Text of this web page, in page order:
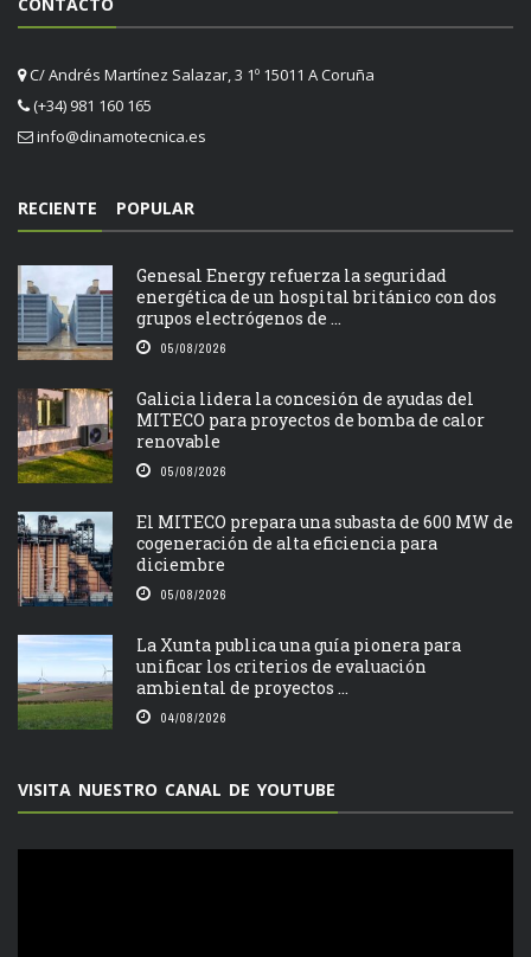
CONTACTO
C/ Andrés Martínez Salazar, 3 1º 15011 A Coruña
(+34) 981 160 165
info@dinamotecnica.es
RECIENTE POPULAR
Genesal Energy refuerza la seguridad
energética de un hospital británico con dos
grupos electrógenos de ...
05/08/2026
Galicia lidera la concesión de ayudas del
MITECO para proyectos de bomba de calor
renovable
05/08/2026
El MITECO prepara una subasta de 600 MW de
cogeneración de alta eficiencia para
diciembre
05/08/2026
La Xunta publica una guía pionera para
unificar los criterios de evaluación
ambiental de proyectos ...
04/08/2026
VISITA NUESTRO CANAL DE YOUTUBE